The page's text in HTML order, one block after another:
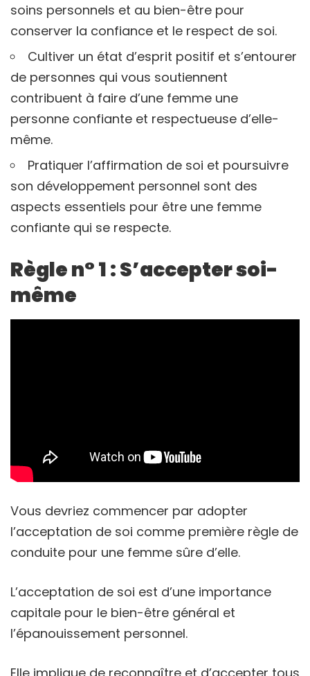
soins personnels et au bien-être pour
conserver la confiance et le respect de soi.
Cultiver un état d’esprit positif et s’entourer
de personnes qui vous soutiennent
contribuent à faire d’une femme une
personne confiante et respectueuse d’elle-
même.
Pratiquer l’affirmation de soi et poursuivre
son développement personnel sont des
aspects essentiels pour être une femme
confiante qui se respecte.
Règle n° 1 : S’accepter soi-
même
Vous devriez commencer par adopter
l’acceptation de soi comme première règle de
conduite pour une femme sûre d’elle.
L’acceptation de soi est d’une importance
capitale pour le bien-être général et
l’épanouissement personnel.